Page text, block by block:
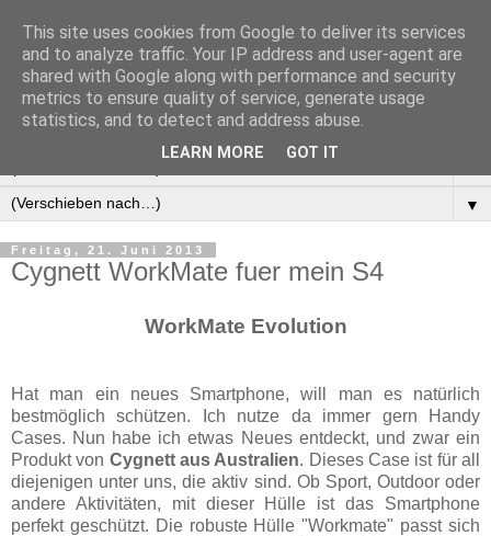
Manus Testwelt, alles
außer langweilig
▼
Freitag, 21. Juni 2013
Cygnett WorkMate fuer mein S4
WorkMate Evolution
Hat man ein neues Smartphone, will man es natürlich
bestmöglich schützen. Ich nutze da immer gern Handy
Cases. Nun habe ich etwas Neues entdeckt, und zwar ein
Produkt von Cygnett aus Australien. Dieses Case ist für all
diejenigen unter uns, die aktiv sind. Ob Sport, ­Outdoor oder
andere Aktivitäten, mit dieser Hülle ist das Smartphone
perfekt geschützt. Die robuste Hülle "Workmate" passt sich
This site uses cookies from Google to deliver its services
and to analyze traffic. Your IP address and user-agent are
shared with Google along with performance and security
metrics to ensure quality of service, generate usage
statistics, and to detect and address abuse.
LEARN MORE GOT IT